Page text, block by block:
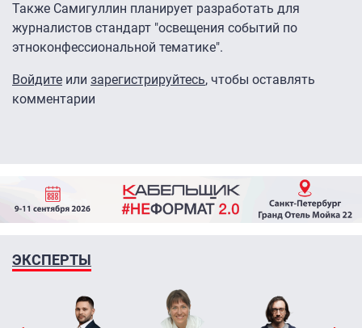
Также Самигуллин планирует разработать для
журналистов стандарт "освещения событий по
этноконфессиональной тематике".
Войдите или зарегистрируйтесь, чтобы оставлять
комментарии
ЭКСПЕРТЫ